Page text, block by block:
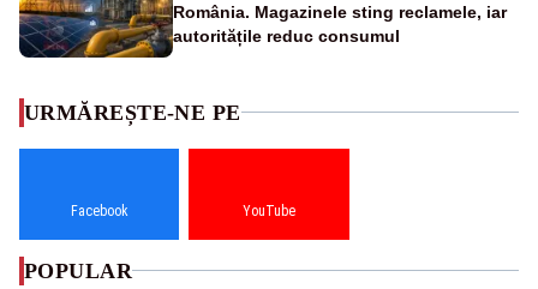
România. Magazinele sting reclamele, iar
autoritățile reduc consumul
URMĂREȘTE-NE PE
Facebook YouTube
POPULAR